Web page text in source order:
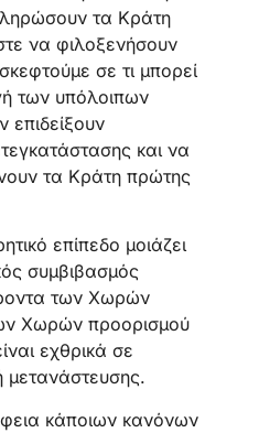
τα Κράτη
να φιλοξενήσουν
σε τι μπορεί
των υπόλοιπων
και να
τα Κράτη πρώτης
επίπεδο μοιάζει
συμβιβασμός
των Χωρών
Χωρών προορισμού
εχθρικά σε
μετανάστευσης.
κάποιων κανόνων